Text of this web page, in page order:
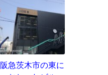
阪急茨木市の東に